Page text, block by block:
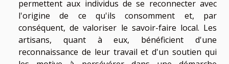
permettent aux individus de se reconnecter avec
l'origine de ce qu'ils consomment et, par
conséquent, de valoriser le savoir-faire local. Les
artisans, quant à eux, bénéficient d'une
reconnaissance de leur travail et d'un soutien qui